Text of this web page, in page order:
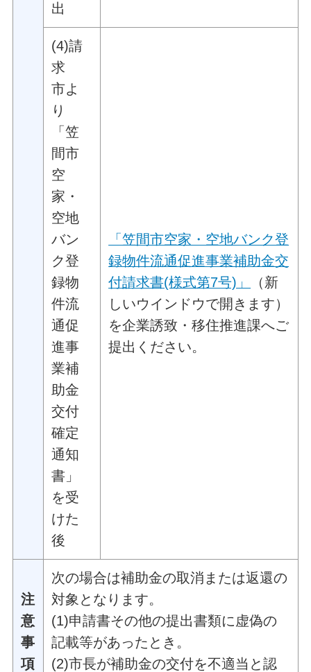
出
(4)請
求
市よ
り
「笠
間市
空
家・
空地
バン
ク登
録物
件流
通促
進事
業補
助金
交付
確定
通知
書」
を受
けた
後
「笠間市空家・空地バンク登
録物件流通促進事業補助金交
付請求書(様式第7号)」
（新
しいウインドウで開きます）
を企業誘致・移住推進課へご
提出ください。
注
意
事
項
次の場合は補助金の取消または返還の
対象となります。
(1)申請書その他の提出書類に虚偽の
記載等があったとき。
(2)市長が補助金の交付を不適当と認